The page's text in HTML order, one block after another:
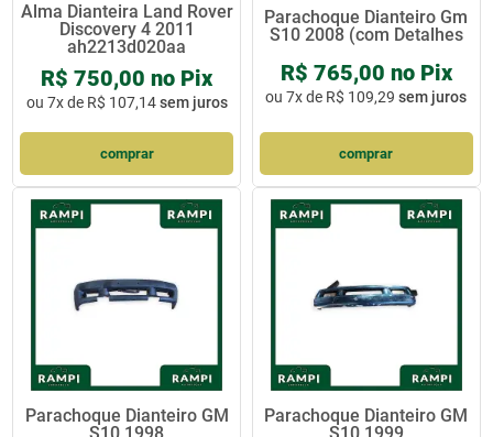
Alma Dianteira Land Rover
Discovery 4 2011
ah2213d020aa
R$ 750,00 no Pix
ou 7x de R$ 107,14sem juros
comprar
Parachoque Dianteiro Gm
S10 2008 (com Detalhes
R$ 765,00 no Pix
ou7x de R$ 109,29 sem juros
comprar
Parachoque Dianteiro GM
Parachoque Dianteiro GM